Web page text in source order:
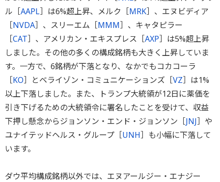
ル［AAPL］は6%超上昇、メルク［MRK］、エヌビディア
［NVDA］、スリーエム［MMM］、キャタピラー
［CAT］、アメリカン・エキスプレス［AXP］は5%超上昇
しました。その他の多くの構成銘柄も大きく上昇していま
す。一方で、6銘柄が下落となり、なかでもコカコーラ
［KO］とベライゾン・コミュニケーションズ［VZ］は1%
以上下落しました。また、トランプ大統領が12日に薬価を
引き下げるための大統領令に署名したことを受けて、収益
下押し懸念からジョンソン・エンド・ジョンソン［JNJ］や
ユナイテッドヘルス・グループ［UNH］も小幅に下落して
います。
ダウ平均構成銘柄以外では、エヌアールジー・エナジー